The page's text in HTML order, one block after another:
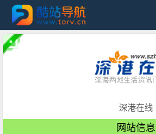
深港在线
网站信息